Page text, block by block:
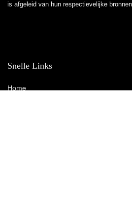
is afgeleid van hun respectievelijke
Snelle Links
Home